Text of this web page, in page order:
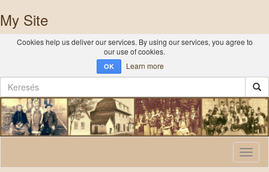
My Site
Cookies help us deliver our services. By using our services, you agree to
our use of cookies.
OK Learn more